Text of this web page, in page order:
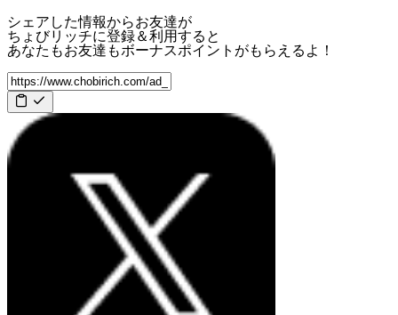
シェアした情報からお友達が
ちょびリッチに登録＆利用すると
あなたもお友達もボーナスポイント がもらえるよ！